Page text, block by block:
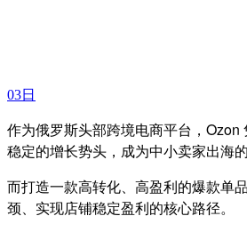
03日
作为俄罗斯头部跨境电商平台，Ozon
稳定的增长势头，成为中小卖家出海的
而打造一款高转化、高盈利的爆款单
颈、实现店铺稳定盈利的核心路径。